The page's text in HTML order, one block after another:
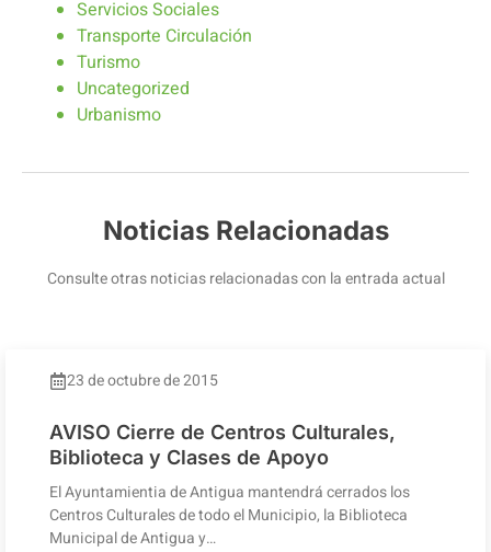
Servicios Sociales
Transporte Circulación
Turismo
Uncategorized
Urbanismo
Noticias Relacionadas
Consulte otras noticias relacionadas con la entrada actual
23 de octubre de 2015
AVISO Cierre de Centros Culturales,
Biblioteca y Clases de Apoyo
El Ayuntamientia de Antigua mantendrá cerrados los
Centros Culturales de todo el Municipio, la Biblioteca
Municipal de Antigua y…